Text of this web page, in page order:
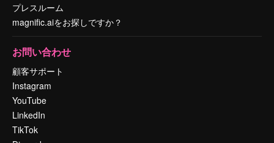
プレスルーム
magnific.aiをお探しですか？
お問い合わせ
顧客サポート
Instagram
YouTube
LinkedIn
TikTok